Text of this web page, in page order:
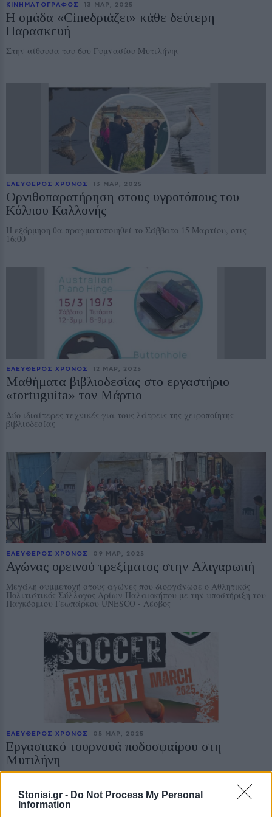
Stonisi.gr - Do Not Process My Personal
Information
ΚΙΝΗΜΑΤΟΓΡΑΦΟΣ 13 ΜΑΡ, 2025
Η ομάδα «Cineδριάζει» κάθε δεύτερη
Παρασκευή
Στην αίθουσα του 6ου Γυμνασίου Μυτιλήνης
ΕΛΕΥΘΕΡΟΣ ΧΡΟΝΟΣ 13 ΜΑΡ, 2025
Ορνιθοπαρατήρηση στους υγροτόπους του
Κόλπου Καλλονής
Η εξόρμηση θα πραγματοποιηθεί το Σάββατο 15 Μαρτίου, στις
16:00
ΕΛΕΥΘΕΡΟΣ ΧΡΟΝΟΣ 12 ΜΑΡ, 2025
Μαθήματα βιβλιοδεσίας στο εργαστήριο
«tortuguita» τον Μάρτιο
Δύο ιδιαίτερες τεχνικές για τους λάτρεις της χειροποίητης
βιβλιοδεσίας
ΕΛΕΥΘΕΡΟΣ ΧΡΟΝΟΣ 09 ΜΑΡ, 2025
Αγώνας ορεινού τρεξίματος στην Αλιγαρωπή
Μεγάλη συμμετοχή στους αγώνες που διοργάνωσε ο Αθλητικός
Πολιτιστικός Σύλλογος Αρίων Παλαιοκήπου με την υποστήριξη του
Παγκόσμιου Γεωπάρκου UNESCO - Λέσβος
ΕΛΕΥΘΕΡΟΣ ΧΡΟΝΟΣ 05 ΜΑΡ, 2025
Εργασιακό τουρνουά ποδοσφαίρου στη
Μυτιλήνη